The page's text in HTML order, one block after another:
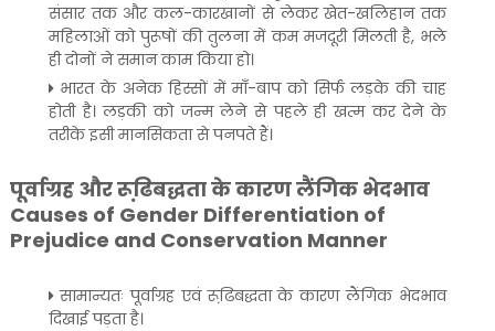
संसार तक और कल-कारखानों से लेकर खेत-खलिहान तक
महिलाओं को पुरूषों की तुलना में कम मजदूरी मिलती है, भले
ही दोनों ने समान काम किया हो।
भारत के अनेक हिस्सों में माँ-बाप को सिर्फ लड़के की चाह
होती है। लड़की को जन्म लेने से पहले ही खत्म कर देने के
तरीके इसी मानसिकता से पनपते हैं।
पूर्वाग्रह और रूढि़बद्धता के कारण लैंगिक भेदभाव
Causes of Gender Differentiation of
Prejudice and Conservation Manner
सामान्यतः पूर्वाग्रह एवं रूढि़बद्धता के कारण लैंगिक भेदभाव
दिखाई पड़ता है।